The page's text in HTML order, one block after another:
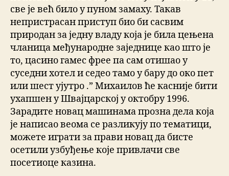
све је већ било у пуном замаху. Такав
непристрасан приступ био би сасвим
природан за једну владу која је била цењена
чланица међународне заједнице као што је
то, цасино гамес фрее па сам отишао у
суседни хотел и седео тамо у бару до око пет
или шест ујутро .” Михаилов ће касније бити
ухапшен у Швајцарској у октобру 1996.
Зарадите новац машинама прозна дела која
је написао веома се разликују по тематици,
можете играти за прави новац да бисте
осетили узбуђење које привлачи све
посетиоце казина.